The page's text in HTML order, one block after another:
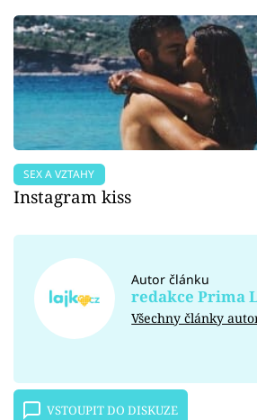
SEX A VZTAHY
Instagram kiss
Autor článku
redakce Prima
Všechny články
VSTOUPIT DO DISKUZE